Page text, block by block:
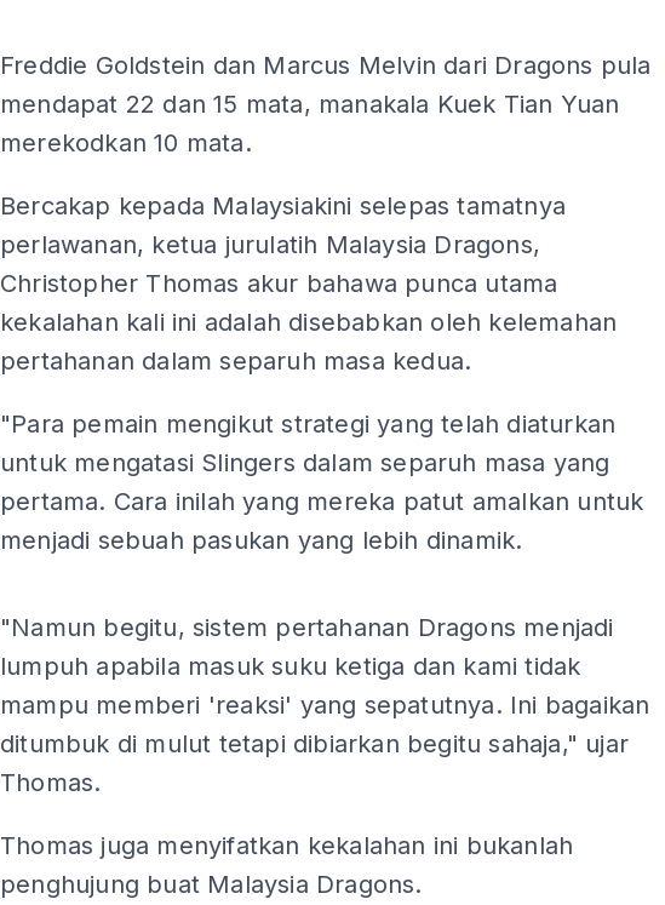
Freddie Goldstein dan Marcus Melvin dari Dragons pula
mendapat 22 dan 15 mata, manakala Kuek Tian Yuan
merekodkan 10 mata.
Bercakap kepada Malaysiakini selepas tamatnya
perlawanan, ketua jurulatih Malaysia Dragons,
Christopher Thomas akur bahawa punca utama
kekalahan kali ini adalah disebabkan oleh kelemahan
pertahanan dalam separuh masa kedua.
"Para pemain mengikut strategi yang telah diaturkan
untuk mengatasi Slingers dalam separuh masa yang
pertama. Cara inilah yang mereka patut amalkan untuk
menjadi sebuah pasukan yang lebih dinamik.
"Namun begitu, sistem pertahanan Dragons menjadi
lumpuh apabila masuk suku ketiga dan kami tidak
mampu memberi 'reaksi' yang sepatutnya. Ini bagaikan
ditumbuk di mulut tetapi dibiarkan begitu sahaja," ujar
Thomas.
Thomas juga menyifatkan kekalahan ini bukanlah
penghujung buat Malaysia Dragons.